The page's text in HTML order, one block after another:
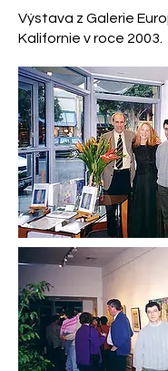
Výstava z Galerie
Kalifornie v roce 2003.